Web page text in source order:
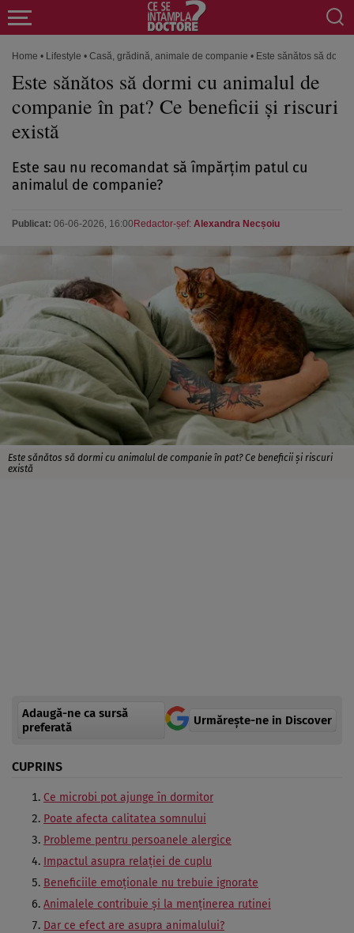
Home • Lifestyle • Casă, grădină, animale de companie • Este sănătos să
Este sănătos să dormi cu animalul de
companie în pat? Ce beneficii și riscuri
există
Este sau nu recomandat să împărțim patul cu
animalul de companie?
Publicat: 06-06-2026, 16:00 Redactor-șef: Alexandra Necșoiu
Este sănătos să dormi cu animalul de companie în pat? Ce beneficii și riscuri
există
Adaugă-ne ca sursă
preferată
Urmărește-ne in Discover
CUPRINS
Ce microbi pot ajunge în dormitor
Poate afecta calitatea somnului
Probleme pentru persoanele alergice
Impactul asupra relației de cuplu
Beneficiile emoționale nu trebuie ignorate
Animalele contribuie și la menținerea rutinei
Dar ce efect are asupra animalului?